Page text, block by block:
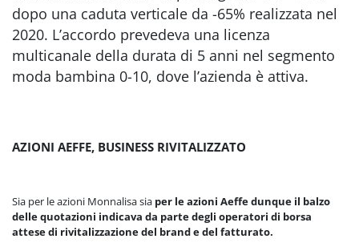
dopo una caduta verticale da -65% realizzata nel
2020. L’accordo prevedeva una licenza
multicanale della durata di 5 anni nel segmento
moda bambina 0-10, dove l’azienda è attiva.
AZIONI AEFFE, BUSINESS RIVITALIZZATO
Sia per le azioni Monnalisa sia per le azioni Aeffe dunque il balzo
delle quotazioni indicava da parte degli operatori di borsa
attese di rivitalizzazione del brand e del fatturato.